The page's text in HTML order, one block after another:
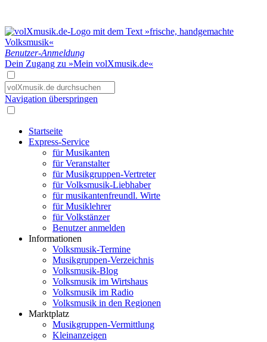
Benutzer-Anmeldung
Dein Zugang zu »Mein volXmusik.de«
Navigation überspringen
Startseite
Express-Service
für Musikanten
für Veranstalter
für Musikgruppen-Vertreter
für Volksmusik-Liebhaber
für musikantenfreundl. Wirte
für Musiklehrer
für Volkstänzer
Benutzer anmelden
Informationen
Volksmusik-Termine
Musikgruppen-Verzeichnis
Volksmusik-Blog
Volksmusik im Wirtshaus
Volksmusik im Radio
Volksmusik in den Regionen
Marktplatz
Musikgruppen-Vermittlung
Kleinanzeigen